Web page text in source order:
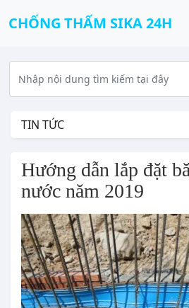
CHỐNG THẤM SIKA 24H
TIN TỨC
Hướng dẫn lắp đặt
nước năm 2019